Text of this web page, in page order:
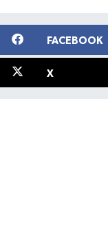
FACEBOOK
X